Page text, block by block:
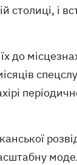
столиці, і
до